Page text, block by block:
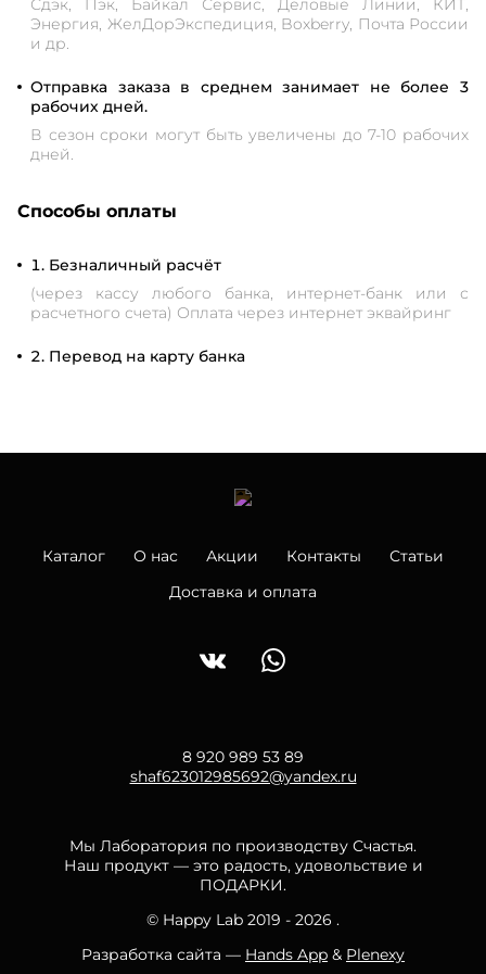
Сдэк, Пэк, Байкал Сервис, Деловые Линии, КИТ,
Энергия, ЖелДорЭкспедиция, Boxberry, Почта России
и др.
Отправка заказа в среднем занимает не более 3
рабочих дней.
В сезон сроки могут быть увеличены до 7-10 рабочих
дней.
Способы оплаты
Безналичный расчёт
(через кассу любого банка, интернет-банк или с
расчетного счета) Оплата через интернет эквайринг
Перевод на карту банка
Каталог О нас Акции Контакты
Статьи
Доставка и оплата
8 920 989 53 89
shaf623012985692@yandex.ru
Мы Лаборатория по производству Счастья.
Наш продукт — это радость, удовольствие и
ПОДАРКИ.
© Happy Lab 2019 - 2026 .
Разработка сайта — Hands App & Plenexy